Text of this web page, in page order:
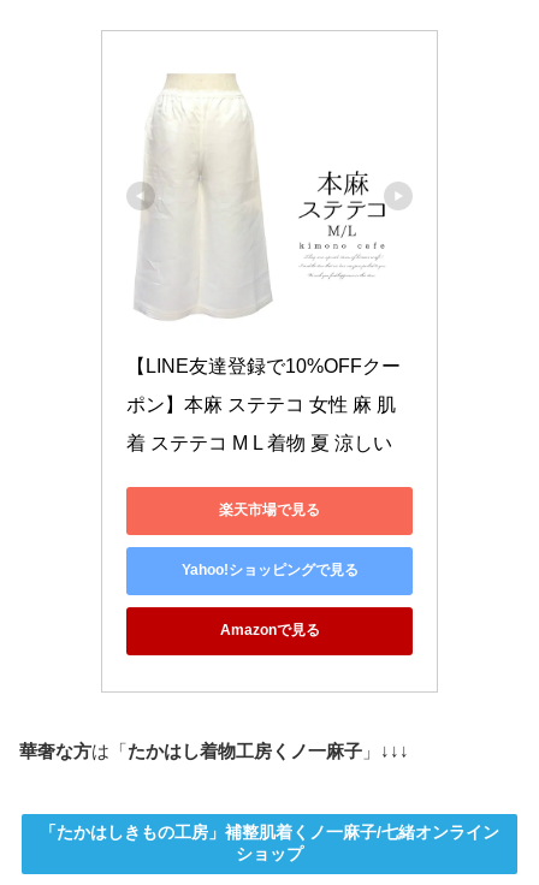
【LINE友達登録で10%OFFクー
ポン】本麻 ステテコ 女性 麻 肌
着 ステテコ M L 着物 夏 涼しい
楽天市場で見る
Yahoo!ショッピングで見る
Amazonで見る
華奢な方は「たかはし着物工房くノ一麻子 」↓↓↓
「たかはしきもの工房」補整肌着くノ一麻子/七緒オンライン
ショップ